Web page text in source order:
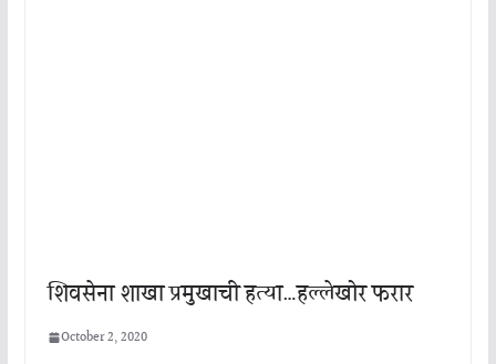
शिवसेना शाखा प्रमुखाची हत्या…हल्लेखोर फरार
October 2, 2020